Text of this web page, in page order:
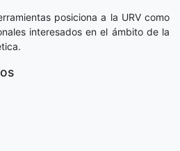
posiciona a la URV como
interesados en el ámbito de la